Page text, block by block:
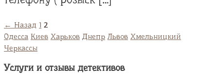
← Назад 1 2
Одесса Киев Харьков Днепр Львов Хмельницкий
Черкассы
Услуги и отзывы детективов